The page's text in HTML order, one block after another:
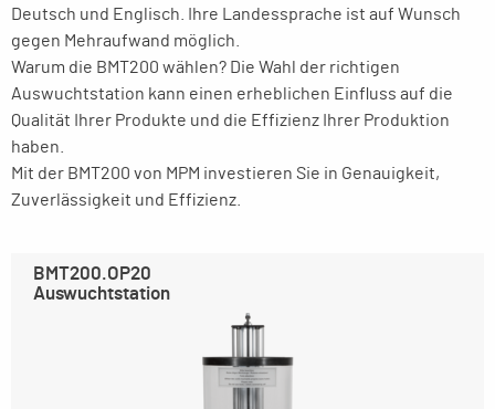
Deutsch und Englisch. Ihre Landessprache ist auf Wunsch
gegen Mehraufwand möglich.
Warum die BMT200 wählen? Die Wahl der richtigen
Auswuchtstation kann einen erheblichen Einfluss auf die
Qualität Ihrer Produkte und die Effizienz Ihrer Produktion
haben.
Mit der BMT200 von MPM investieren Sie in Genauigkeit,
Zuverlässigkeit und Effizienz.
BMT200.OP20
Auswuchtstation